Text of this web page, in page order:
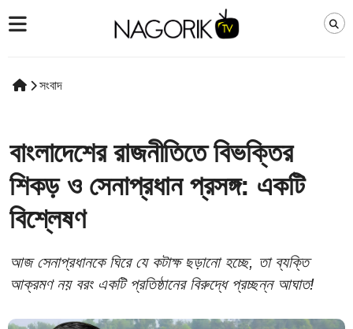
সংবাদ
বাংলাদেশের রাজনীতিতে বিভক্তির
শিকড় ও সেনাপ্রধান প্রসঙ্গ: একটি
বিশ্লেষণ
আজ সেনাপ্রধানকে ঘিরে যে কটাক্ষ ছড়ানো হচ্ছে, তা ব্যক্তি
আক্রমণ নয় বরং একটি প্রতিষ্ঠানের বিরুদ্ধে প্রচ্ছন্ন আঘাত!